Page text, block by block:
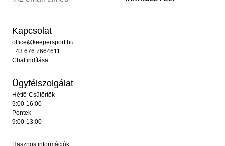
Kapcsolat
office@keepersport.hu
+43 676 7664611
Chat indítása
Ügyfélszolgálat
Hétfő-Csütörtök
9:00-16:00
Péntek
9:00-13:00
Hasznos információk